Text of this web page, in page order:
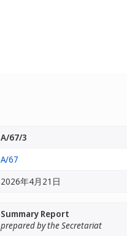
A/67/3
A/67
2026年4月21日
Summary Report
prepared by the Secretariat